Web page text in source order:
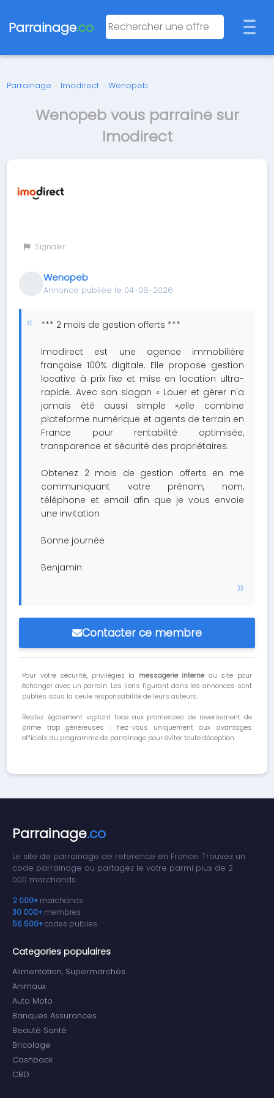
Parrainage.co
Parrainage › Imodirect › Wenopeb
Wenopeb vous parraine sur
Imodirect
Signaler
Wenopeb
Annonce publiée le 04-08-2026
*** 2 mois de gestion offerts ***
Imodirect est une agence immobilière
française 100% digitale. Elle propose gestion
locative à prix fixe et mise en location ultra-
rapide. Avec son slogan « Louer et gérer n'a
jamais été aussi simple »,elle combine
plateforme numérique et agents de terrain en
France pour rentabilité optimisée,
transparence et sécurité des propriétaires.
Obtenez 2 mois de gestion offerts en me
communiquant votre prénom, nom,
téléphone et email afin que je vous envoie
une invitation
Bonne journée
Benjamin
Contacter ce membre
Pour votre sécurité, privilégiez la messagerie internedu site pour
échanger avec un parrain. Les liens figurant dans les annonces sont
publiés sous la seule responsabilité de leurs auteurs.
Restez également vigilant face aux promesses de reversement de
prime trop généreuses : fiez-vous uniquement aux avantages
officiels du programme de parrainage pour éviter toute déception.
Parrainage.co
Le site de parrainage de reference en France. Trouvez un
code parrainage ou partagez le votre parmi plus de 2
000 marchands.
2 000+ marchands
30 000+ membres
56 500+codes publies
Categories populaires
Alimentation, Supermarchés
Animaux
Auto Moto
Banques Assurances
Beauté Santé
Bricolage
Cashback
CBD